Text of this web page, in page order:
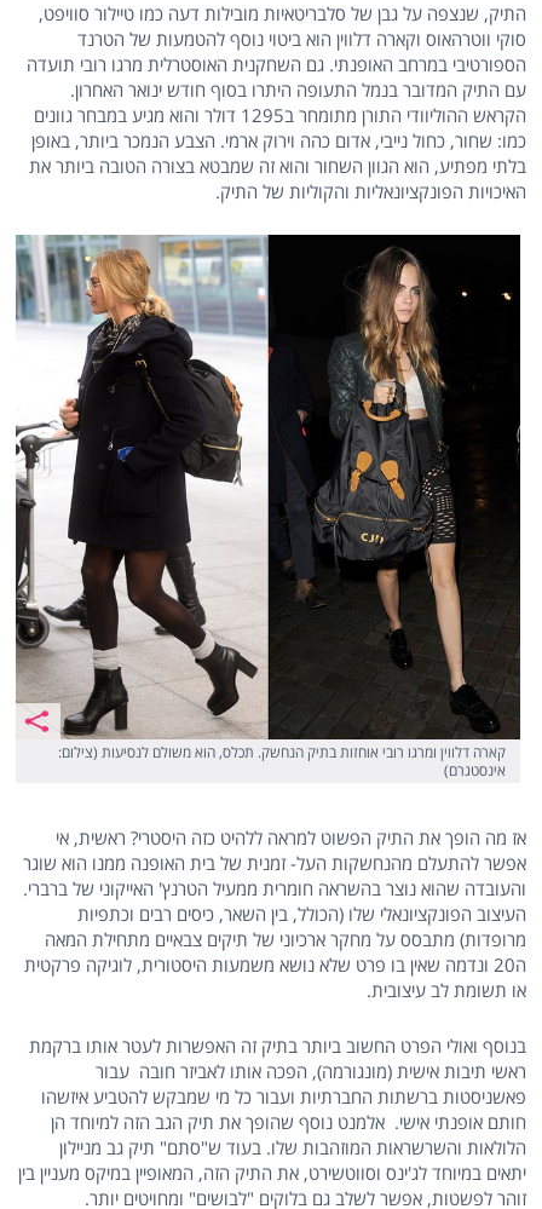
התיק, שנצפה על גבן של סלבריטאיות מובילות דעה כמו טיילור סוויפט,
סוקי ווטרהאוס וקארה דלווין הוא ביטוי נוסף להטמעות של הטרנד
הספורטיבי במרחב האופנתי. גם השחקנית האוסטרלית מרגו רובי תועדה
עם התיק המדובר בנמל התעופה היתרו בסוף חודש ינואר האחרון.
הקראש ההוליוודי התורן מתומחר ב1295 דולר והוא מגיע במבחר גוונים
כמו: שחור, כחול נייבי, אדום כהה וירוק ארמי. הצבע הנמכר ביותר, באופן
בלתי מפתיע, הוא הגוון השחור והוא זה שמבטא בצורה הטובה ביותר את
האיכויות הפונקציונאליות והקוליות של התיק.
קארה דלווין ומרגו רובי אוחזות בתיק הנחשק. תכלס, הוא משולם לנסיעות (צילום:
אינסטגרם)
אז מה הופך את התיק הפשוט למראה ללהיט כזה היסטרי? ראשית, אי
אפשר להתעלם מהנחשקות העל- זמנית של בית האופנה ממנו הוא שוגר
והעובדה שהוא נוצר בהשראה חומרית ממעיל הטרנץ' האייקוני של ברברי.
העיצוב הפונקציונאלי שלו (הכולל, בין השאר, כיסים רבים וכתפיות
מרופדות) מתבסס על מחקר ארכיוני של תיקים צבאיים מתחילת המאה
ה20 ונדמה שאין בו פרט שלא נושא משמעות היסטורית, לוגיקה פרקטית
או תשומת לב עיצובית.
בנוסף ואולי הפרט החשוב ביותר בתיק זה האפשרות לעטר אותו ברקמת
ראשי תיבות אישית (מונגורמה), הפכה אותו לאביזר חובה עבור
פאשניסטות ברשתות החברתיות ועבור כל מי שמבקש להטביע איזשהו
חותם אופנתי אישי. אלמנט נוסף שהופך את תיק הגב הזה למיוחד הן
הלולאות והשרשראות המוזהבות שלו. בעוד ש"סתם" תיק גב מניילון
יתאים במיוחד לג'ינס וסווטשירט, את התיק הזה, המאופיין במיקס מעניין בין
זוהר לפשטות, אפשר לשלב גם בלוקים "לבושים" ומחויטים יותר.